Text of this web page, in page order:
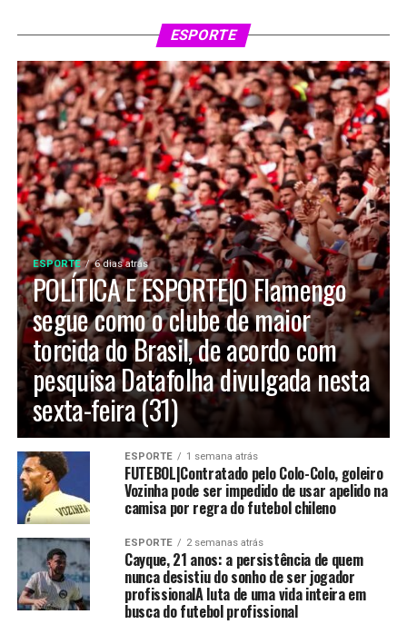
ESPORTE
ESPORTE 6 dias atrás
POLÍTICA E ESPORTE|O Flamengo
segue como o clube de maior
torcida do Brasil, de acordo com
pesquisa Datafolha divulgada nesta
sexta-feira (31)
ESPORTE 1 semana atrás
FUTEBOL|Contratado pelo Colo-Colo, goleiro
Vozinha pode ser impedido de usar apelido na
camisa por regra do futebol chileno
ESPORTE 2 semanas atrás
Cayque, 21 anos: a persistência de quem
nunca desistiu do sonho de ser jogador
profissionalA luta de uma vida inteira em
busca do futebol profissional